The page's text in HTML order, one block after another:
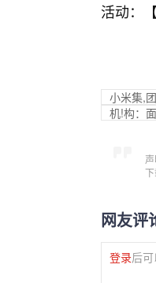
活动：
小米集,
机!构：
网友评
登录后